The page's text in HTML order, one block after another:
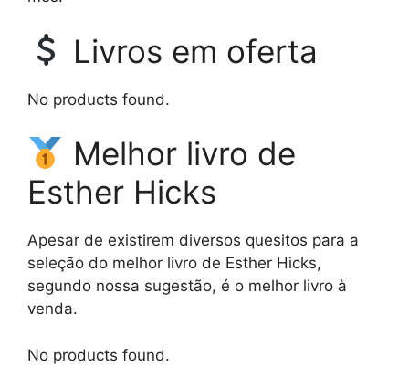
Livros em oferta
No products found.
Melhor livro de
Esther Hicks
Apesar de existirem diversos quesitos para a
seleção do melhor livro de Esther Hicks,
segundo nossa sugestão, é o melhor livro à
venda.
No products found.